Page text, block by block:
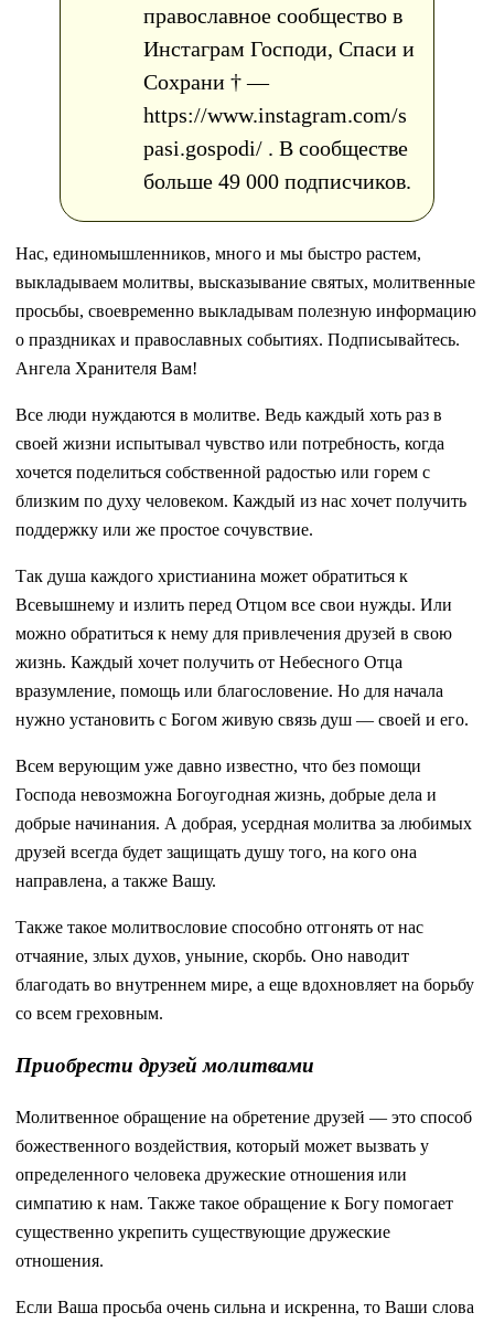
православное сообщество в
Инстаграм Господи, Спаси и
Сохрани † —
https://www.instagram.com/s
pasi.gospodi/ . В сообществе
больше 49 000 подписчиков.
Нас, единомышленников, много и мы быстро растем,
выкладываем молитвы, высказывание святых, молитвенные
просьбы, своевременно выкладывам полезную информацию
о праздниках и православных событиях. Подписывайтесь.
Ангела Хранителя Вам!
Все люди нуждаются в молитве. Ведь каждый хоть раз в
своей жизни испытывал чувство или потребность, когда
хочется поделиться собственной радостью или горем с
близким по духу человеком. Каждый из нас хочет получить
поддержку или же простое сочувствие.
Так душа каждого христианина может обратиться к
Всевышнему и излить перед Отцом все свои нужды. Или
можно обратиться к нему для привлечения друзей в свою
жизнь. Каждый хочет получить от Небесного Отца
вразумление, помощь или благословение. Но для начала
нужно установить с Богом живую связь душ — своей и его.
Всем верующим уже давно известно, что без помощи
Господа невозможна Богоугодная жизнь, добрые дела и
добрые начинания. А добрая, усердная молитва за любимых
друзей всегда будет защищать душу того, на кого она
направлена, а также Вашу.
Также такое молитвословие способно отгонять от нас
отчаяние, злых духов, уныние, скорбь. Оно наводит
благодать во внутреннем мире, а еще вдохновляет на борьбу
со всем греховным.
Приобрести друзей молитвами
Молитвенное обращение на обретение друзей — это способ
божественного воздействия, который может вызвать у
определенного человека дружеские отношения или
симпатию к нам. Также такое обращение к Богу помогает
существенно укрепить существующие дружеские
отношения.
Если Ваша просьба очень сильна и искренна, то Ваши слова